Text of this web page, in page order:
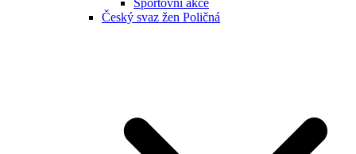
Sportovní akce
Český svaz žen Poličná